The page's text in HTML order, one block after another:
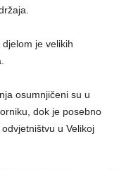
je velikih
osumnjičeni su u
dok je posebno
u Velikoj